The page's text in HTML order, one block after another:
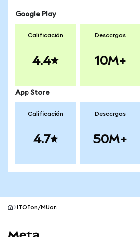
Google Play
Calificación
4.4
Descargas
10M+
App Store
Calificación
4.7
Descargas
50M+
ITOTon/MUon